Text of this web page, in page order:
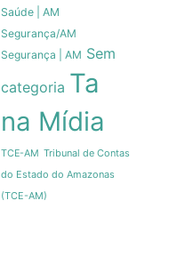
Saúde | AM
Segurança/AM
Segurança | AM Sem
categoria Ta
na Mídia
TCE-AM Tribunal de Contas
do Estado do Amazonas
(TCE-AM)